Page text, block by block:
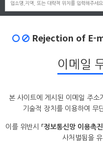
Rejection of E-
이메일
본 사이트에 게시된 이메일 주소
기술적 장치를 이용하여 무
이를 위반시 「정보통신망 이용촉
사처벌됨을